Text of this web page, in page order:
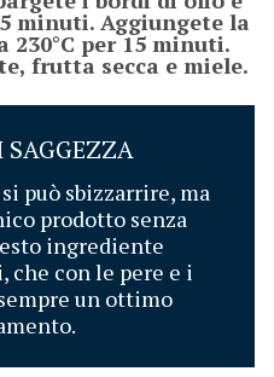
minuti. Aggiungete la
per 15 minuti.
frutta secca e miele.
può sbizzarrire, ma
prodotto senza
ingrediente
che con le pere e i
un ottimo